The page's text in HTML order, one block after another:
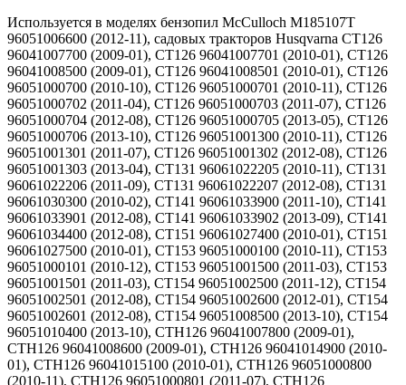
Используется в моделях бензопил McCulloch M185107T
96051006600 (2012-11), садовых тракторов Husqvarna CT126
96041007700 (2009-01), CT126 96041007701 (2010-01), CT126
96041008500 (2009-01), CT126 96041008501 (2010-01), CT126
96051000700 (2010-10), CT126 96051000701 (2010-11), CT126
96051000702 (2011-04), CT126 96051000703 (2011-07), CT126
96051000704 (2012-08), CT126 96051000705 (2013-05), CT126
96051000706 (2013-10), CT126 96051001300 (2010-11), CT126
96051001301 (2011-07), CT126 96051001302 (2012-08), CT126
96051001303 (2013-04), CT131 96061022205 (2010-11), CT131
96061022206 (2011-09), CT131 96061022207 (2012-08), CT131
96061030300 (2010-02), CT141 96061033900 (2011-10), CT141
96061033901 (2012-08), CT141 96061033902 (2013-09), CT141
96061034400 (2012-08), CT151 96061027400 (2010-01), CT151
96061027500 (2010-01), CT153 96051000100 (2010-11), CT153
96051000101 (2010-12), CT153 96051001500 (2011-03), CT153
96051001501 (2011-03), CT154 96051002500 (2011-12), CT154
96051002501 (2012-08), CT154 96051002600 (2012-01), CT154
96051002601 (2012-08), CT154 96051008500 (2013-10), CT154
96051010400 (2013-10), CTH126 96041007800 (2009-01),
CTH126 96041008600 (2009-01), CTH126 96041014900 (2010-
01), CTH126 96041015100 (2010-01), CTH126 96051000800
(2010-11), CTH126 96051000801 (2011-07), CTH126